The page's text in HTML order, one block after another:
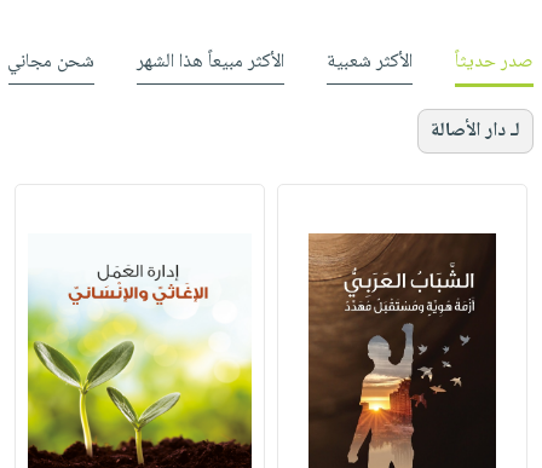
صدر حديثاً الأكثر شعبية الأكثر مبيعاً هذا الشهر شحن مجاني
لـ دار الأصالة